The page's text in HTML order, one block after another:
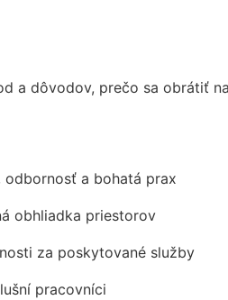
a dôvodov, prečo sa obrátiť
odbornosť a bohatá prax
obhliadka priestorov
za poskytované služby
pracovníci